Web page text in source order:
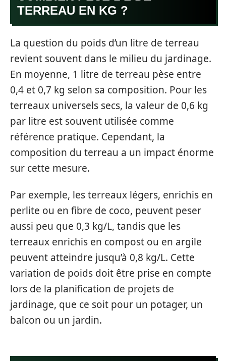
TERREAU EN KG ?
La question du poids d’un litre de terreau
revient souvent dans le milieu du jardinage.
En moyenne, 1 litre de terreau pèse entre
0,4 et 0,7 kg selon sa composition. Pour les
terreaux universels secs, la valeur de 0,6 kg
par litre est souvent utilisée comme
référence pratique. Cependant, la
composition du terreau a un impact énorme
sur cette mesure.
Par exemple, les terreaux légers, enrichis en
perlite ou en fibre de coco, peuvent peser
aussi peu que 0,3 kg/L, tandis que les
terreaux enrichis en compost ou en argile
peuvent atteindre jusqu’à 0,8 kg/L. Cette
variation de poids doit être prise en compte
lors de la planification de projets de
jardinage, que ce soit pour un potager, un
balcon ou un jardin.